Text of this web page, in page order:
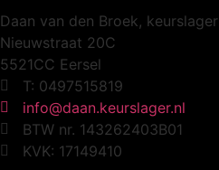
Daan van den Broek, keurslager
Nieuwstraat 20C
5521CC Eersel
T: 0497515819
info@daan.keurslager.nl
BTW nr. 143262403B01
KVK: 17149410